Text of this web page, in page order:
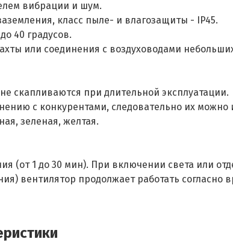
вибрации и шум.
класс пыле- и влагозащиты - IP45.
40 градусов.
или соединения с воздуховодами
скапливаются при длительной эксплуатации.
с конкурентами, следовательно их можно
зеленая, желтая.
(от 1 до 30 мин). При включении света или
вентилятор продолжает работать